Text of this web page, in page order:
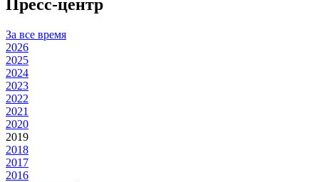
Пресс-центр
За все время
2026
2025
2024
2023
2022
2021
2020
2019
2018
2017
2016